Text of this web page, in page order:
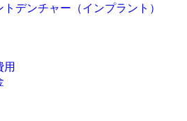
デンチャー（インプラント）
用